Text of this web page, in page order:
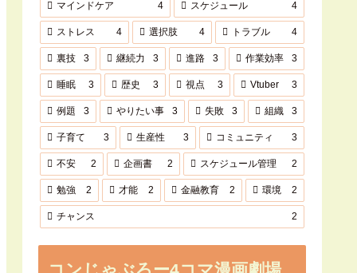
マインドケア 4 スケジュール 4
ストレス 4 選択肢 4 トラブル 4
裏技 3 継続力 3 進路 3 作業効率 3
睡眠 3 歴史 3 視点 3 Vtuber 3
例題 3 やりたい事 3 失敗 3 組織 3
子育て 3 生産性 3 コミュニティ 3
不安 2 企画書 2 スケジュール管理 2
勉強 2 才能 2 金融教育 2 環境 2
チャンス 2